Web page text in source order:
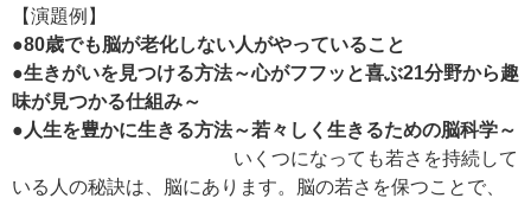
【演題例】
●80歳でも脳が老化しない人がやっていること
●生きがいを見つける方法～心がフフッと喜ぶ21分野から趣
味が見つかる仕組み～
●人生を豊かに生きる方法～若々しく生きるための脳科学～
いくつになっても若さを持続して
いる人の秘訣は、脳にあります。脳の若さを保つことで、